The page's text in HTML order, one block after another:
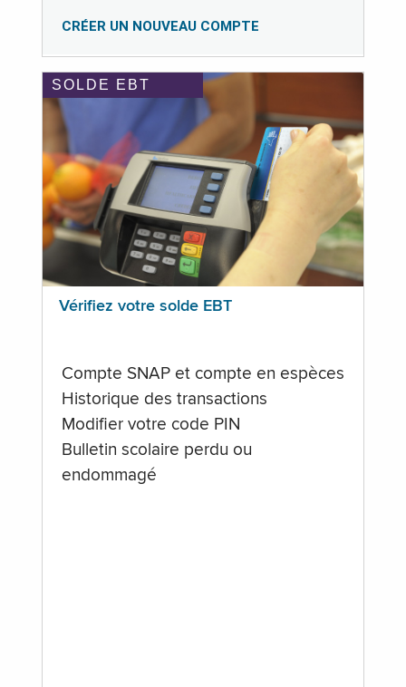
CRÉER UN NOUVEAU COMPTE
SOLDE EBT
Vérifiez votre solde EBT
Compte SNAP et compte en espèces
Historique des transactions
Modifier votre code PIN
Bulletin scolaire perdu ou
endommagé